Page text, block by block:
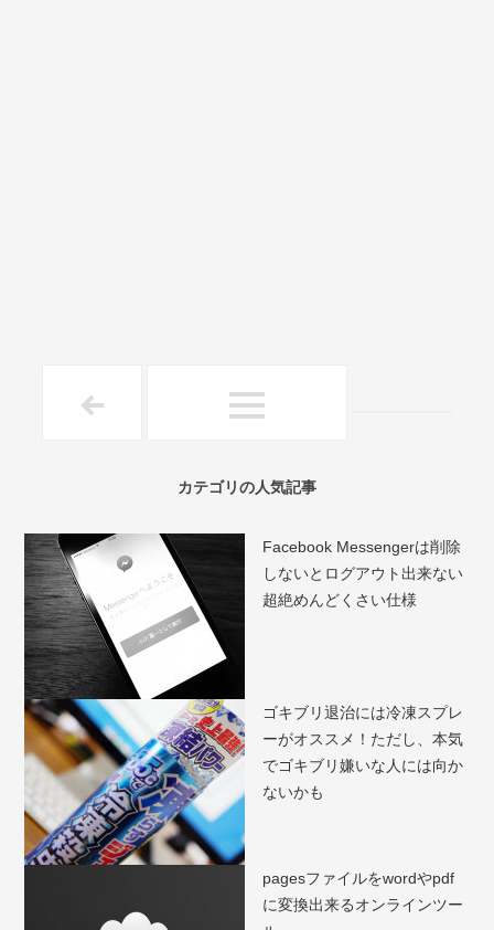
カテゴリの人気記事
Facebook Messengerは削除
しないとログアウト出来ない
超絶めんどくさい仕様
ゴキブリ退治には冷凍スプレ
ーがオススメ！ただし、本気
でゴキブリ嫌いな人には向か
ないかも
pagesファイルをwordやpdf
に変換出来るオンラインツー